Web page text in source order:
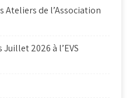
Ateliers de l’Association
2026 à l’EVS